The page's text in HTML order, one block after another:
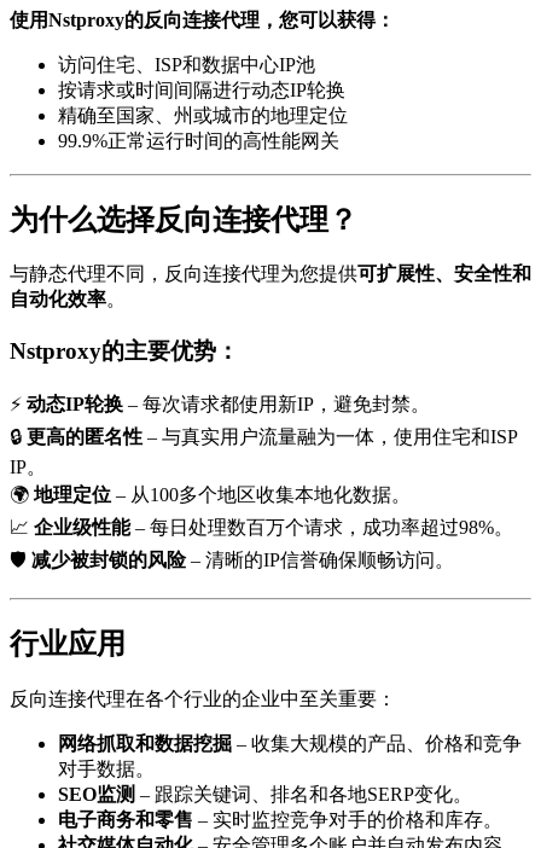
使用Nstproxy的反向连接代理，您可以获得：
访问住宅、ISP和数据中心IP池
按请求或时间间隔进行动态IP轮换
精确至国家、州或城市的地理定位
99.9%正常运行时间的高性能网关
为什么选择反向连接代理？
与静态代理不同，反向连接代理为您提供可扩展性、安全性和
自动化效率。
Nstproxy的主要优势：
⚡ 动态IP轮换 – 每次请求都使用新IP，避免封禁。
🔒 更高的匿名性 – 与真实用户流量融为一体，使用住宅和ISP
IP。
🌍 地理定位 – 从100多个地区收集本地化数据。
📈 企业级性能– 每日处理数百万个请求，成功率超过98%。
🛡️ 减少被封锁的风险– 清晰的IP信誉确保顺畅访问。
行业应用
反向连接代理在各个行业的企业中至关重要：
网络抓取和数据挖掘 – 收集大规模的产品、价格和竞争
对手数据。
SEO监测 – 跟踪关键词、排名和各地SERP变化。
电子商务和零售 – 实时监控竞争对手的价格和库存。